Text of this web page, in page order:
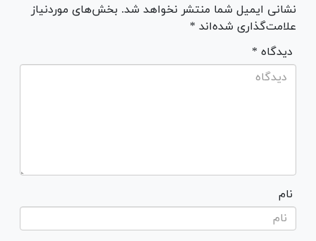
نشانی ایمیل شما منتشر نخواهد شد. بخش‌های موردنیاز
علامت‌گذاری شده‌اند *
* دیدگاه
نام